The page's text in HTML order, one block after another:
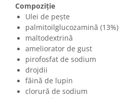
Compoziție
Ulei de pește
palmitoilglucozamină (13%)
maltodextrină
ameliorator de gust
pirofosfat de sodium
drojdii
făină de lupin
clorură de sodium